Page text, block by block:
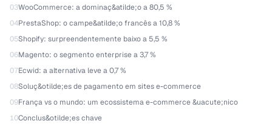
03WooCommerce: a dominaç&atilde;o a 80,5 %
04PrestaShop: o campe&atilde;o francês a 10,8 %
05Shopify: surpreendentemente baixo a 5,5 %
06Magento: o segmento enterprise a 3,7 %
07Ecwid: a alternativa leve a 0,7 %
08Soluç&otilde;es de pagamento em sites e-commerce
09França vs o mundo: um ecossistema e-commerce &uacute;nico
10Conclus&otilde;es chave